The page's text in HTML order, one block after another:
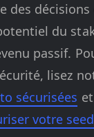
des
du
passif.
lisez
sécurisées
votre